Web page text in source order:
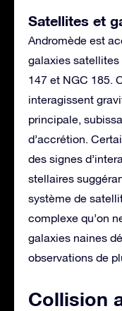
Satellites et
Andromède est
galaxies satellites
147 et NGC 185.
interagissent
principale,
d’accrétion.
des signes
stellaires
système de
complexe qu’on
galaxies naines
observations de
Collision